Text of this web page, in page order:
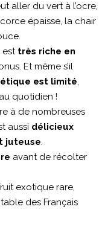
aller du vert à l’ocre,
épaisse, la chair
est très riche en
Et même s’il
est limité,
quotidien !
à de nombreuses
aussi délicieux
juteuse.
avant de récolter
exotique rare,
des Français